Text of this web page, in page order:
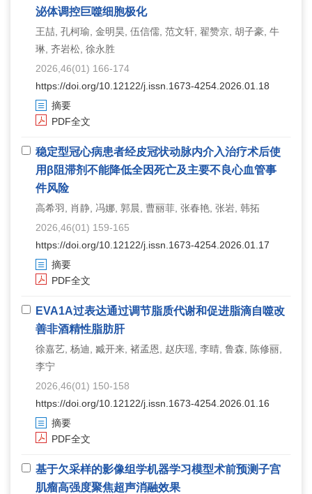
泌体调控巨噬细胞极化
王喆, 孔柯瑜, 金明昊, 伍信儒, 范文轩, 翟赞京, 胡子豪, 牛
琳, 齐岩松, 徐永胜
2026,46(01) 166-174
https://doi.org/10.12122/j.issn.1673-4254.2026.01.18
摘要
PDF全文
稳定型冠心病患者经皮冠状动脉内介入治疗术后使
用β阻滞剂不能降低全因死亡及主要不良心血管事
件风险
高希羽, 肖静, 冯娜, 郭晨, 曹丽菲, 张春艳, 张岩, 韩拓
2026,46(01) 159-165
https://doi.org/10.12122/j.issn.1673-4254.2026.01.17
摘要
PDF全文
EVA1A过表达通过调节脂质代谢和促进脂滴自噬改
善非酒精性脂肪肝
徐嘉艺, 杨迪, 臧开来, 褚孟恩, 赵庆瑶, 李晴, 鲁森, 陈修丽,
李宁
2026,46(01) 150-158
https://doi.org/10.12122/j.issn.1673-4254.2026.01.16
摘要
PDF全文
基于欠采样的影像组学机器学习模型术前预测子宫
肌瘤高强度聚焦超声消融效果